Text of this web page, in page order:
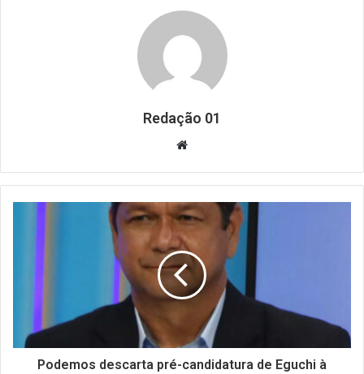
Redação 01
Website
Podemos descarta pré-candidatura de Eguchi à